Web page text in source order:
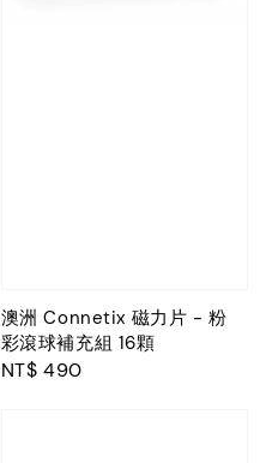
澳洲 Connetix 磁力片 - 粉
彩滾球補充組 16顆
Regular
NT$ 490